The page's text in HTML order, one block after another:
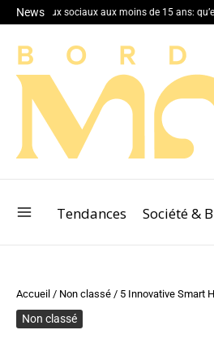
News
sociaux aux moins de 15 ans: qu’en
Tendances Société &
Accueil / Non classé / 5 Innovative Smart
Non classé